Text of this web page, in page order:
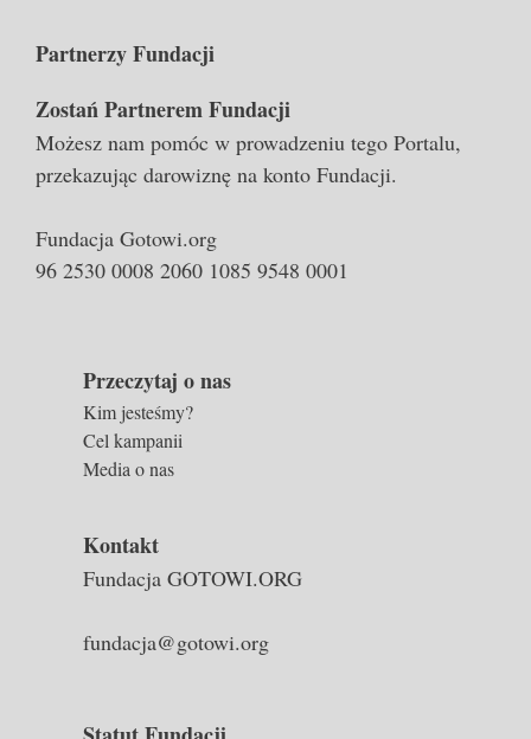
Partnerzy Fundacji
Zostań Partnerem Fundacji
Możesz nam pomóc w prowadzeniu tego Portalu,
przekazując darowiznę na konto Fundacji.
Fundacja Gotowi.org
96 2530 0008 2060 1085 9548 0001
Przeczytaj o nas
Kim jesteśmy?
Cel kampanii
Media o nas
Kontakt
Fundacja GOTOWI.ORG
fundacja@gotowi.org